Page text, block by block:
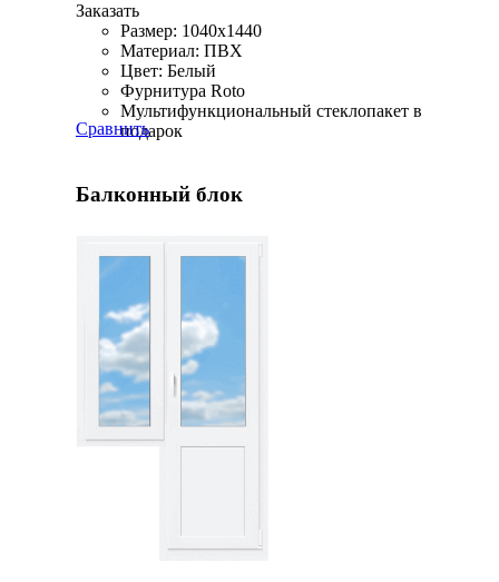
Заказать
Размер: 1040x1440
Материал: ПВХ
Цвет: Белый
Фурнитура Roto
Мультифункциональный стеклопакет в
подарок
Сравнить
Балконный блок